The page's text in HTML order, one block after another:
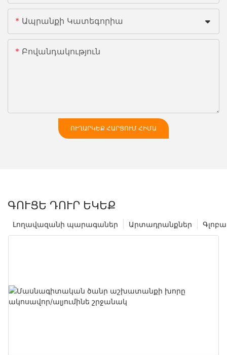
Ապրանքի Կատեգորիա
Բովանդակություն
ՈՒՂԱՐԿԵՔ ՀԱՐՑՈՒՄ ՀԻՄԱ
ԳՈՒՑԵ ԴՈՒՐ ԵԿԵՔ
Արտադրանքներ
Լողավազանի պարագաներ